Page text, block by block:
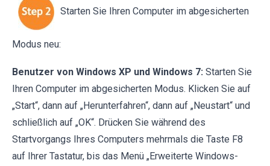
Starten Sie Ihren Computer im abgesicherten
Modus neu:
Benutzer von Windows XP und Windows 7: Starten Sie
Ihren Computer im abgesicherten Modus. Klicken Sie auf
„Start“, dann auf „Herunterfahren“, dann auf „Neustart“ und
schließlich auf „OK“. Drücken Sie während des
Startvorgangs Ihres Computers mehrmals die Taste F8
auf Ihrer Tastatur, bis das Menü „Erweiterte Windows-